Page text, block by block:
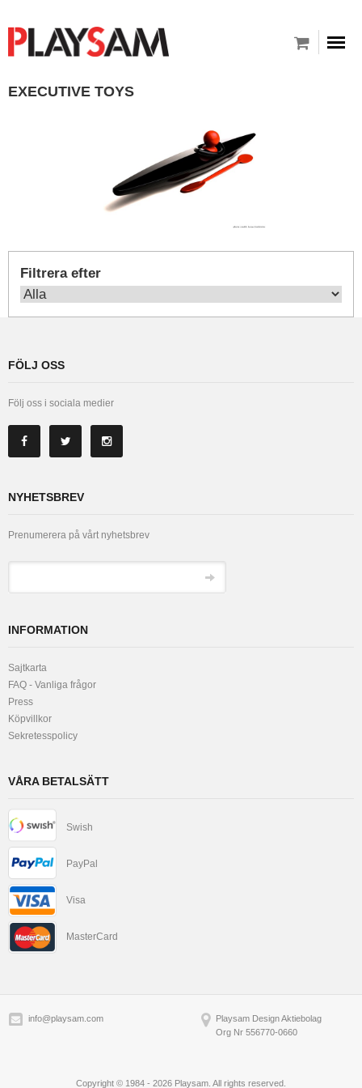
EXECUTIVE TOYS
Filtrera efter
FÖLJ OSS
Följ oss i sociala medier
NYHETSBREV
Prenumerera på vårt nyhetsbrev
INFORMATION
Sajtkarta
FAQ - Vanliga frågor
Press
Köpvillkor
Sekretesspolicy
VÅRA BETALSÄTT
Swish
PayPal
Visa
MasterCard
info@playsam.com
Playsam Design Aktiebolag
Org Nr 556770-0660
Copyright © 1984 - 2026 Playsam. All rights reserved.